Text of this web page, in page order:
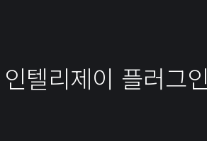
텔리제이 플러그인